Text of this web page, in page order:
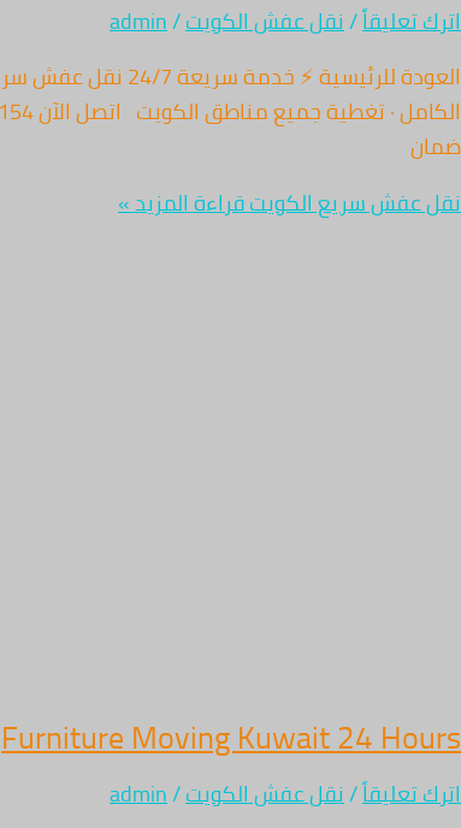
اترك تعليقاً/نقل عفش الكويت/
admin
ضمان
نقل عفش سريع الكويتقراءة المزيد »
Furniture Moving Kuwait 24 Hours
اترك تعليقاً/نقل عفش الكويت/
admin